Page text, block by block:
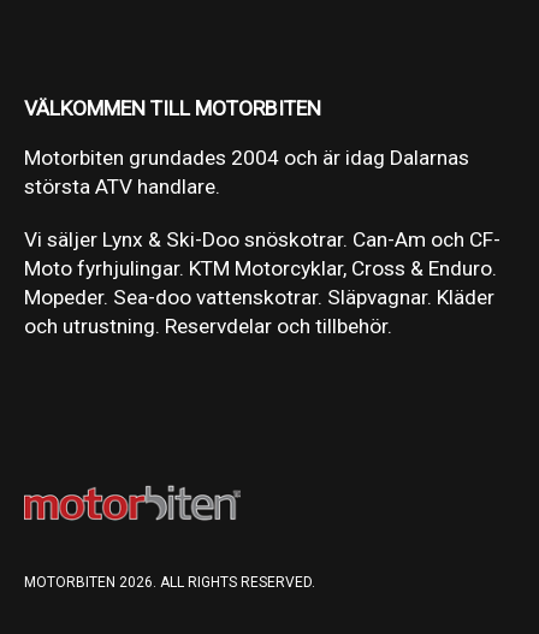
VÄLKOMMEN TILL MOTORBITEN
Motorbiten grundades 2004 och är idag Dalarnas
största ATV handlare.
Vi säljer Lynx & Ski-Doo snöskotrar. Can-Am och CF-
Moto fyrhjulingar. KTM Motorcyklar, Cross & Enduro.
Mopeder. Sea-doo vattenskotrar. Släpvagnar. Kläder
och utrustning. Reservdelar och tillbehör.
MOTORBITEN 2026. ALL RIGHTS RESERVED.